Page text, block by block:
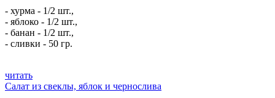
- хурма - 1/2 шт.,
- яблоко - 1/2 шт.,
- банан - 1/2 шт.,
- сливки - 50 гр.
читать
Салат из свеклы, яблок и чернослива